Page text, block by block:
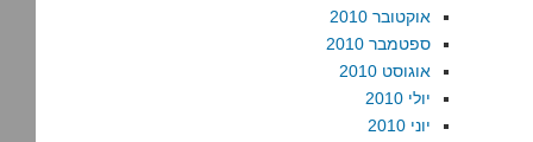
אוקטובר 2010
ספטמבר 2010
אוגוסט 2010
יולי 2010
יוני 2010